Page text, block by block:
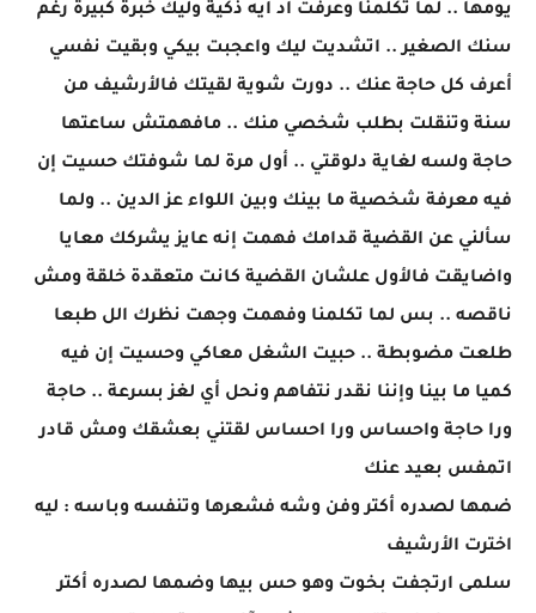
يومها .. لما تكلمنا وعرفت اد ايه ذكية وليك خبرة كبيرة رغم
سنك الصغير .. اتشديت ليك واعجبت بيكي وبقيت نفسي
أعرف كل حاجة عنك .. دورت شوية لقيتك فالأرشيف من
سنة وتنقلت بطلب شخصي منك .. مافهمتش ساعتها
حاجة ولسه لغاية دلوقتي .. أول مرة لما شوفتك حسيت إن
فيه معرفة شخصية ما بينك وبين اللواء عز الدين .. ولما
سألني عن القضية قدامك فهمت إنه عايز يشركك معايا
واضايقت فالأول علشان القضية كانت متعقدة خلقة ومش
ناقصه .. بس لما تكلمنا وفهمت وجهت نظرك الل طبعا
طلعت مضوبطة .. حبيت الشغل معاكي وحسيت إن فيه
كميا ما بينا وإننا نقدر نتفاهم ونحل أي لغز بسرعة .. حاجة
ورا حاجة واحساس ورا احساس لقتني بعشقك ومش قادر
اتمفس بعيد عنك
ضمها لصدره أكتر وفن وشه فشعرها وتنفسه وباسه : ليه
اخترت الأرشيف
سلمى ارتجفت بخوت وهو حس بيها وضمها لصدره أكتر